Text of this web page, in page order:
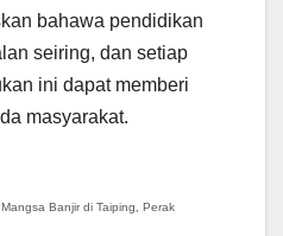
bahawa pendidikan
seiring, dan setiap
ini dapat memberi
masyarakat.
Banjir di Taiping, Perak